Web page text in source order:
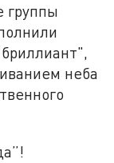
группы
неба